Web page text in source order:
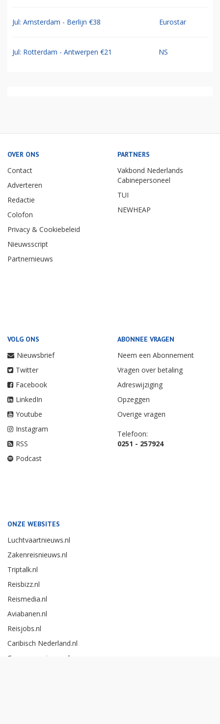
Jul: Amsterdam - Berlijn €38 Eurostar
Jul: Rotterdam - Antwerpen €21 NS
OVER ONS
Contact
Adverteren
Redactie
Colofon
Privacy & Cookiebeleid
Nieuwsscript
Partnernieuws
PARTNERS
Vakbond Nederlands
Cabinepersoneel
TUI
NEWHEAP
VOLG ONS
Nieuwsbrief
Twitter
Facebook
LinkedIn
Youtube
Instagram
RSS
Podcast
ABONNEE VRAGEN
Neem een Abonnement
Vragen over betaling
Adreswijziging
Opzeggen
Overige vragen
Telefoon:
0251 - 257924
ONZE WEBSITES
Luchtvaartnieuws.nl
Zakenreisnieuws.nl
Triptalk.nl
Reisbizz.nl
Reismedia.nl
Aviabanen.nl
Reisjobs.nl
Caribisch Nederland.nl
Careerexperience.nl